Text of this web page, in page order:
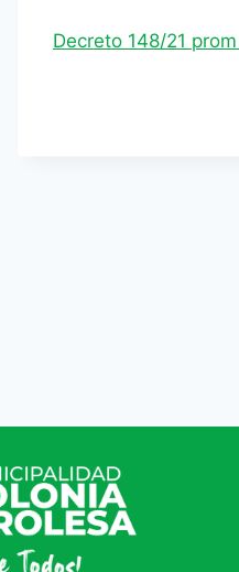
Decreto 148/21